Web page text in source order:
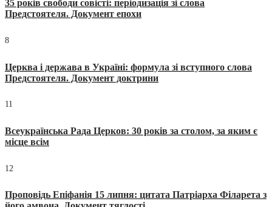
35 років свободи совісті: періодизація зі слова
Предстоятеля. Документ епохи
8
Церква і держава в Україні: формула зі вступного слова
Предстоятеля. Документ доктрини
11
Всеукраїнська Рада Церков: 30 років за столом, за яким є
місце всім
12
Проповідь Епіфанія 15 липня: цитата Патріарха Філарета з